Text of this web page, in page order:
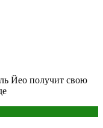
Йео получит свою